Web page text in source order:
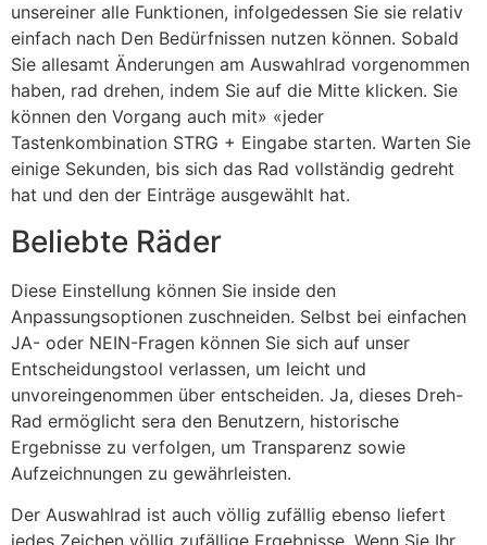
unsereiner alle Funktionen, infolgedessen Sie sie relativ
einfach nach Den Bedürfnissen nutzen können. Sobald
Sie allesamt Änderungen am Auswahlrad vorgenommen
haben, rad drehen, indem Sie auf die Mitte klicken. Sie
können den Vorgang auch mit» «jeder
Tastenkombination STRG + Eingabe starten. Warten Sie
einige Sekunden, bis sich das Rad vollständig gedreht
hat und den der Einträge ausgewählt hat.
Beliebte Räder
Diese Einstellung können Sie inside den
Anpassungsoptionen zuschneiden. Selbst bei einfachen
JA- oder NEIN-Fragen können Sie sich auf unser
Entscheidungstool verlassen, um leicht und
unvoreingenommen über entscheiden. Ja, dieses Dreh-
Rad ermöglicht sera den Benutzern, historische
Ergebnisse zu verfolgen, um Transparenz sowie
Aufzeichnungen zu gewährleisten.
Der Auswahlrad ist auch völlig zufällig ebenso liefert